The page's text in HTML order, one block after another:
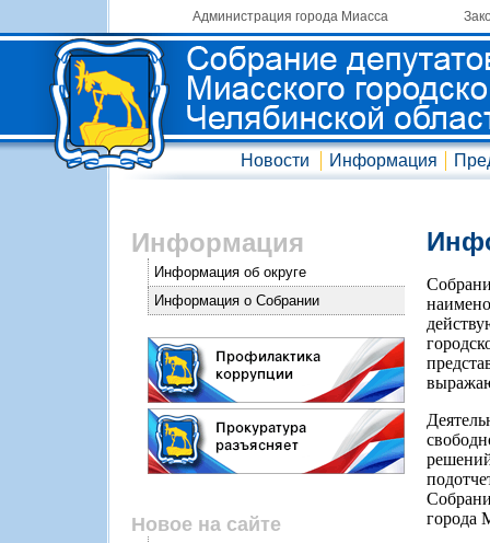
Администрация города Миасса
Новости Информация
Информация
Информация об округе
Информация о Собрании
Новое на сайте
города